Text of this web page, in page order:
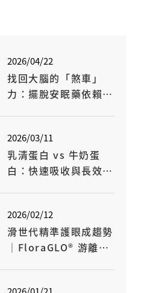
2026/04/22
找回大腦的「煞車」
力：擺脫安眠藥依賴的
2026/03/11
乳清蛋白 vs 牛奶蛋
白：快速吸收與長效營
2026/02/12
滑世代精準護眼成趨勢
｜FloraGLO® 游離型